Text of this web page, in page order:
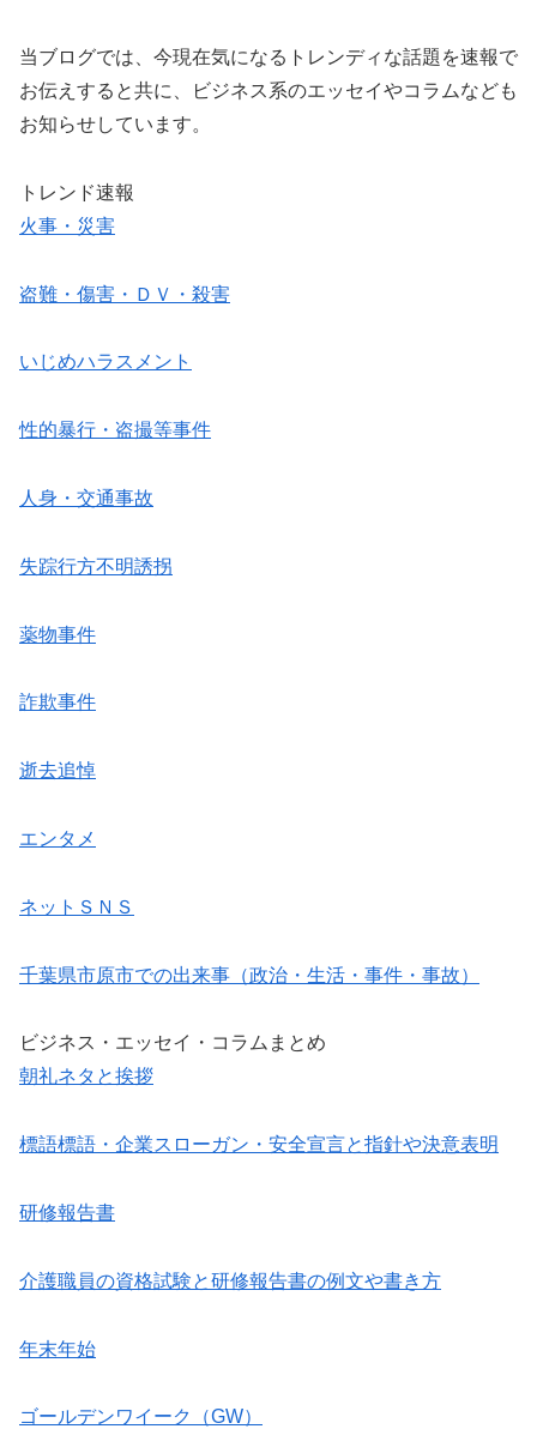
当ブログでは、今現在気になるトレンディな話題を速報で
お伝えすると共に、ビジネス系のエッセイやコラムなども
お知らせしています。
トレンド速報
火事・災害
盗難・傷害・ＤＶ・殺害
いじめハラスメント
性的暴行・盗撮等事件
人身・交通事故
失踪行方不明誘拐
薬物事件
詐欺事件
逝去追悼
エンタメ
ネットＳＮＳ
千葉県市原市での出来事（政治・生活・事件・事故）
ビジネス・エッセイ・コラムまとめ
朝礼ネタと挨拶
標語標語・企業スローガン・安全宣言と指針や決意表明
研修報告書
介護職員の資格試験と研修報告書の例文や書き方
年末年始
ゴールデンワイーク（GW）